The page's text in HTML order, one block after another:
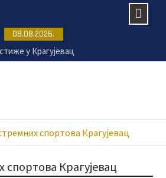
08.08.2026.
у Крагујевац
значајно повећале ниво
посети Србијиспортова Крагујевац
спортова Крагујевац